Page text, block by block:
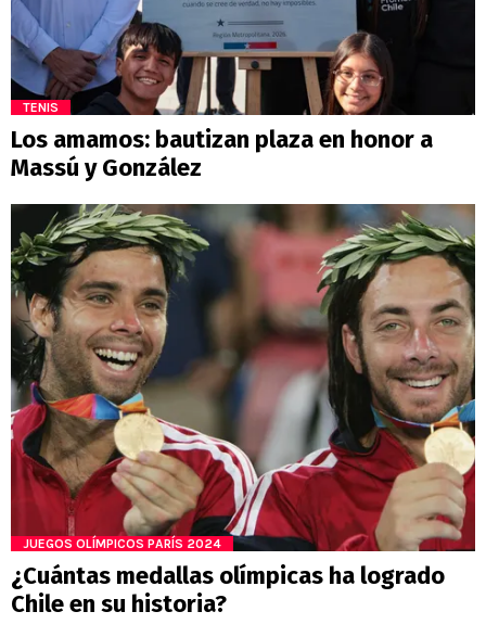
TENIS
Los amamos: bautizan plaza en honor a
Massú y González
JUEGOS OLÍMPICOS PARÍS 2024
¿Cuántas medallas olímpicas ha logrado
Chile en su historia?